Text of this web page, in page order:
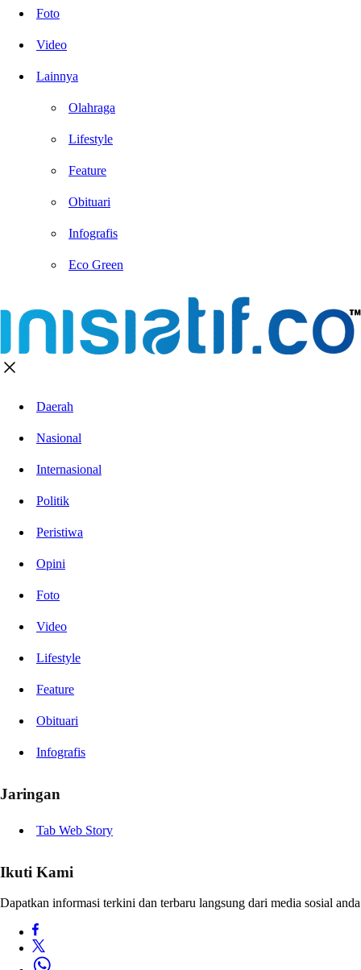
Foto
Video
Lainnya
Olahraga
Lifestyle
Feature
Obituari
Infografis
Eco Green
Daerah
Nasional
Internasional
Politik
Peristiwa
Opini
Foto
Video
Lifestyle
Feature
Obituari
Infografis
Jaringan
Tab Web Story
Ikuti Kami
Dapatkan informasi terkini dan terbaru langsung dari media sosial anda